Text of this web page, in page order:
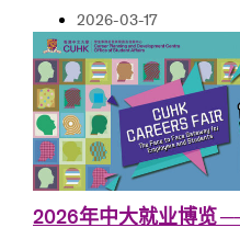
2026-03-17
2026年中大就业博览